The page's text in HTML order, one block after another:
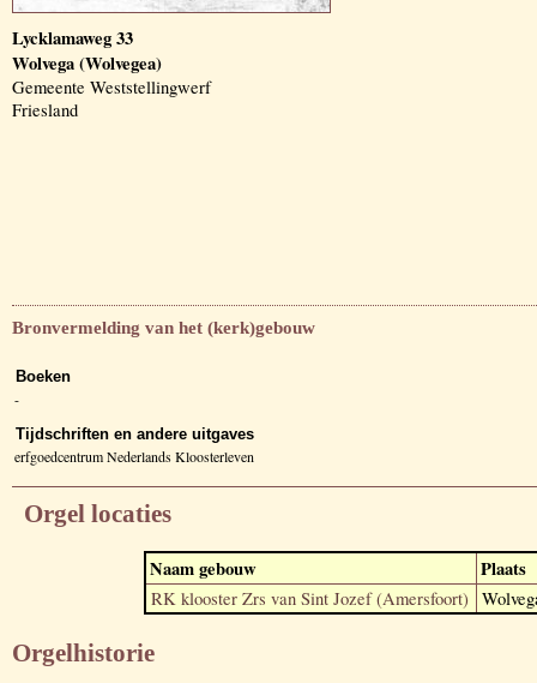
Lycklamaweg 33
Wolvega (Wolvegea)
Gemeente Weststellingwerf
Friesland
Bronvermelding van het (kerk)gebouw
Boeken
-
Tijdschriften en andere uitgaves
erfgoedcentrum Nederlands Kloosterleven
Orgel locaties
Naam gebouw Plaats
RK klooster Zrs van Sint Jozef (Amersfoort)
Orgelhistorie